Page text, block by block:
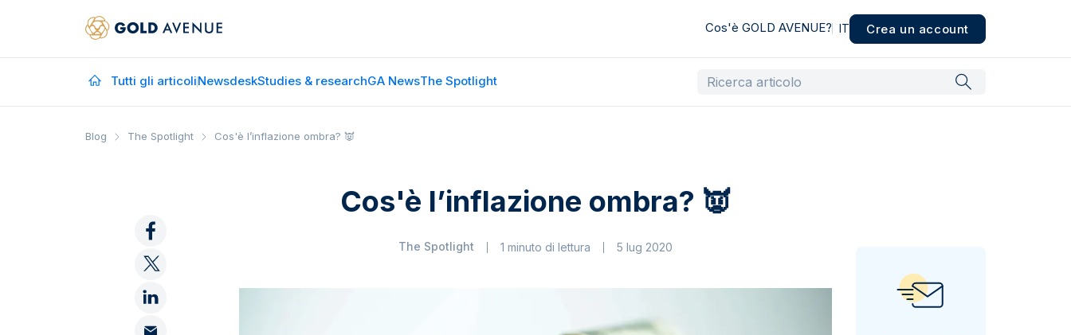
Cos'è GOLD AVENUE? IT Crea un account
Tutti gli articoliNewsdeskStudies & researchGA NewsThe Spotlight
Blog The Spotlight Cos'è l’inflazione ombra? 👿
Cos'è l’inflazione ombra? 👿
The Spotlight 1 minuto di lettura 5 lug 2020